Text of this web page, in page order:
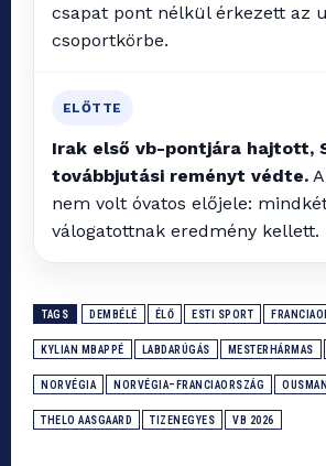
csapat pont nélkül érkezett az
csoportkörbe.
ELŐTTE
Irak első vb-pontjára hajtott,
továbbjutási reményt védte.
nem volt óvatos előjele:
válogatottnak eredmény kellett.
TAGS DEMBÉLÉ ÉLŐ ESTI SPORT
KYLIAN MBAPPÉ LABDARÚGÁS MESTERHÁRMAS
NORVÉGIA NORVÉGIA–FRANCIAORSZÁG
THELO AASGAARD TIZENEGYES VB 2026